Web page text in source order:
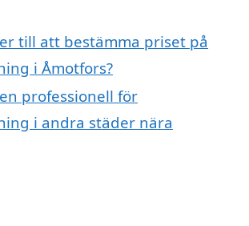
till att bestämma priset på
i Åmotfors?
professionell för
i andra städer nära